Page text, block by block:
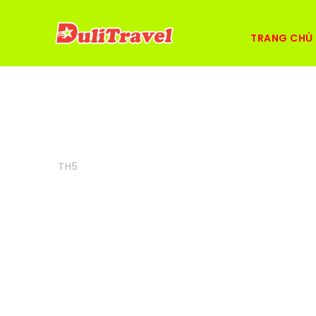
TRANG CHỦ
TH5